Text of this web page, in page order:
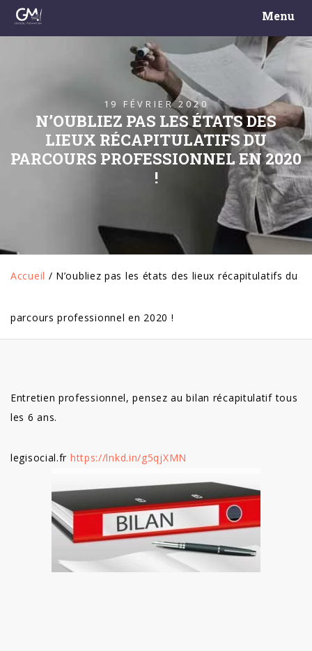
Menu
19 FÉVRIER 2020
N’OUBLIEZ PAS LES ÉTATS DES
LIEUX RÉCAPITULATIFS DU
PARCOURS PROFESSIONNEL EN 2020
!
Accueil / N’oubliez pas les états des lieux récapitulatifs du
parcours professionnel en 2020 !
Entretien professionnel, pensez au bilan récapitulatif tous
les 6 ans.
legisocial.fr https://lnkd.in/g5qjXMN